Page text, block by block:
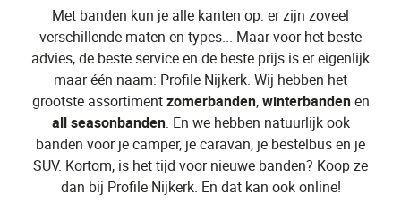
Met banden kun je alle kanten op: er zijn zoveel
verschillende maten en types... Maar voor het beste
advies, de beste service en de beste prijs is er eigenlijk
maar één naam: Profile Nijkerk. Wij hebben het
grootste assortimentzomerbanden,winterbandenen
all seasonbanden. En we hebben natuurlijk ook
banden voor je camper, je caravan, je bestelbus en je
SUV. Kortom, is het tijd voor nieuwe banden? Koop ze
dan bij Profile Nijkerk. En dat kan ook online!